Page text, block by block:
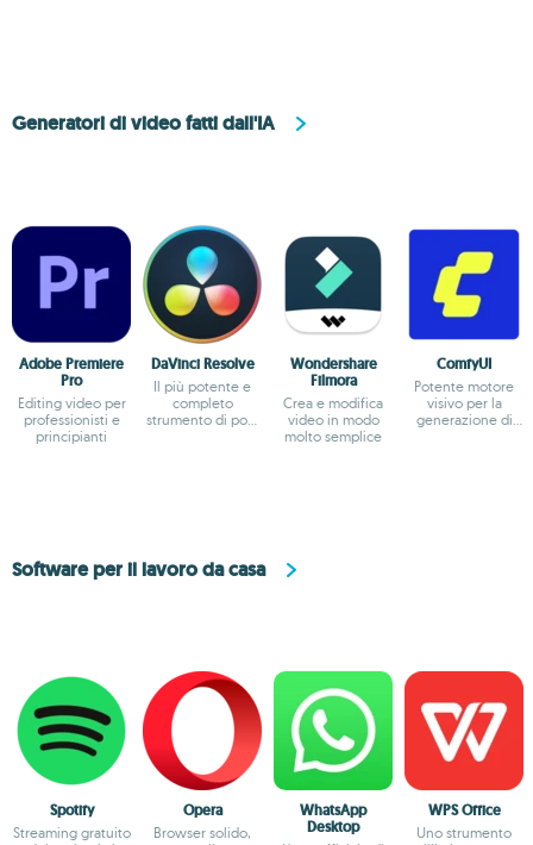
Generatori di video fatti dall'IA
Adobe Premiere
Pro
Editing video per
professionisti e
principianti
DaVinci Resolve
Il più potente e
completo
strumento di post
Wondershare
Filmora
Crea e modifica
video in modo
molto semplice
ComfyUI
Potente motore
visivo per la
generazione di
Software per il lavoro da casa
Spotify
Streaming gratuito
Opera
Browser solido,
WhatsApp
Desktop
WPS Office
Uno strumento